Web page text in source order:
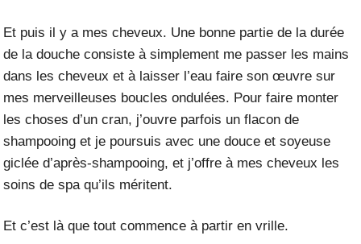
Et puis il y a mes cheveux. Une bonne partie de la durée
de la douche consiste à simplement me passer les mains
dans les cheveux et à laisser l’eau faire son œuvre sur
mes merveilleuses boucles ondulées. Pour faire monter
les choses d’un cran, j’ouvre parfois un flacon de
shampooing et je poursuis avec une douce et soyeuse
giclée d’après-shampooing, et j’offre à mes cheveux les
soins de spa qu’ils méritent.
Et c’est là que tout commence à partir en vrille.